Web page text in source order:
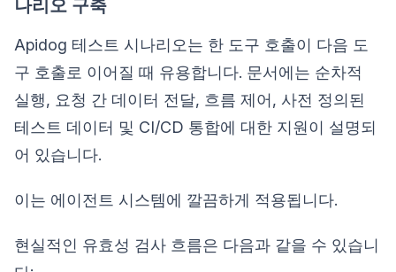
나리오 구축
Apidog 테스트 시나리오는 한 도구 호출이 다음 도
구 호출로 이어질 때 유용합니다. 문서에는 순차적
실행, 요청 간 데이터 전달, 흐름 제어, 사전 정의된
테스트 데이터 및 CI/CD 통합에 대한 지원이 설명되
어 있습니다.
이는 에이전트 시스템에 깔끔하게 적용됩니다.
현실적인 유효성 검사 흐름은 다음과 같을 수 있습니